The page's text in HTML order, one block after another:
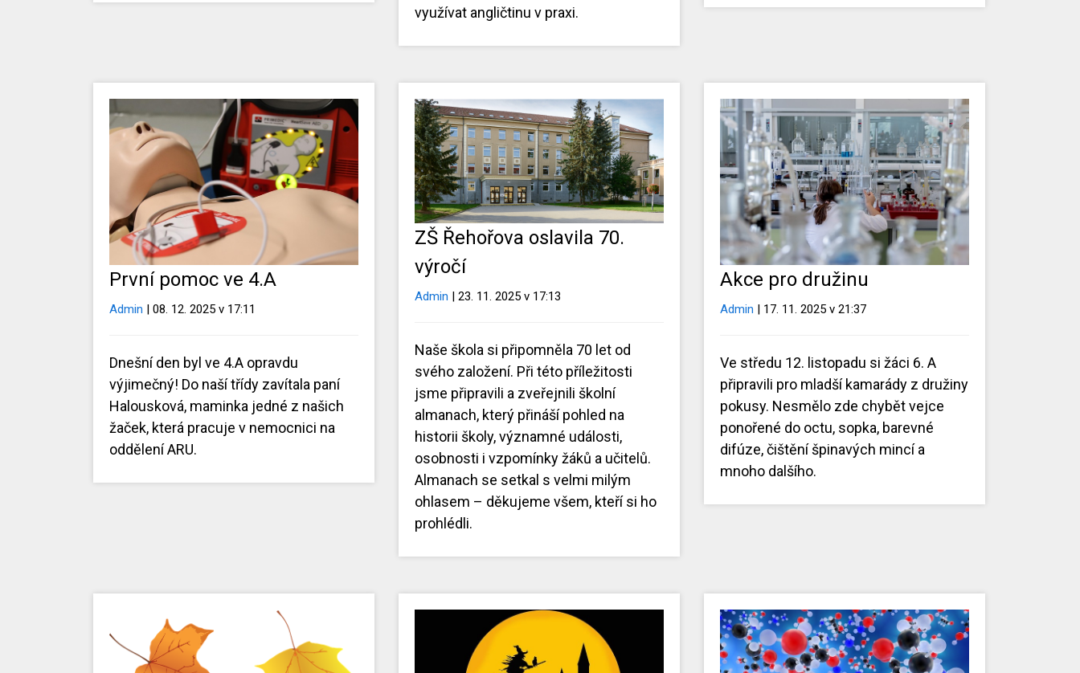
využívat angličtinu v praxi.
První pomoc ve 4.A
Admin | 08. 12. 2025 v 17:11
Dnešní den byl ve 4.A opravdu
výjimečný! Do naší třídy zavítala paní
Halousková, maminka jedné z našich
žaček, která pracuje v nemocnici na
oddělení ARU.
ZŠ Řehořova oslavila 70.
výročí
Admin | 23. 11. 2025 v 17:13
Naše škola si připomněla 70 let od
svého založení. Při této příležitosti
jsme připravili a zveřejnili školní
almanach, který přináší pohled na
historii školy, významné události,
osobnosti i vzpomínky žáků a učitelů.
Almanach se setkal s velmi milým
ohlasem – děkujeme všem, kteří si ho
prohlédli.
Akce pro družinu
Admin | 17. 11. 2025 v 21:37
Ve středu 12. listopadu si žáci 6. A
připravili pro mladší kamarády z družiny
pokusy. Nesmělo zde chybět vejce
ponořené do octu, sopka, barevné
difúze, čištění špinavých mincí a
mnoho dalšího.